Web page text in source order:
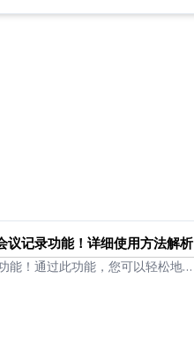
记录功能！详细使用方法解析
！通过此功能，您可以轻松地对